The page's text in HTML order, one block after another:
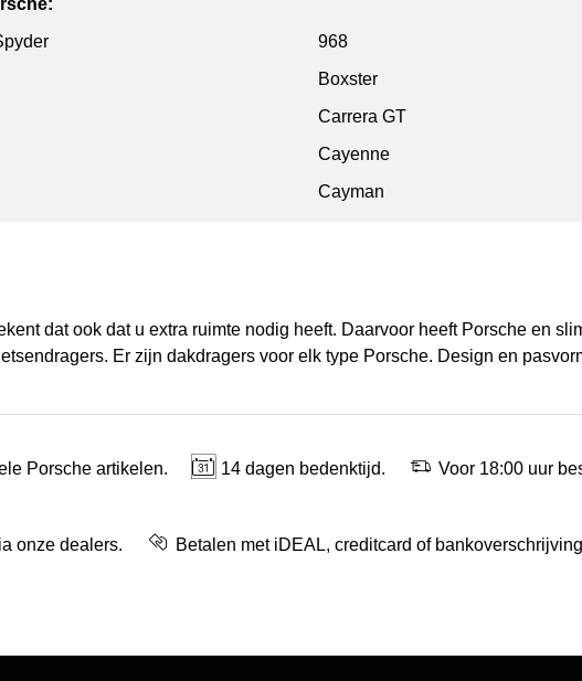
968
Boxster
Carrera GT
Cayenne
Cayman
dat ook dat u extra ruimte nodig heeft. Daarvoor heeft Porsche en
Er zijn dakdragers voor elk type Porsche. Design en
Porsche artikelen. 14 dagen bedenktijd. Voor 18:00 uur
onze dealers. Betalen met iDEAL, creditcard of